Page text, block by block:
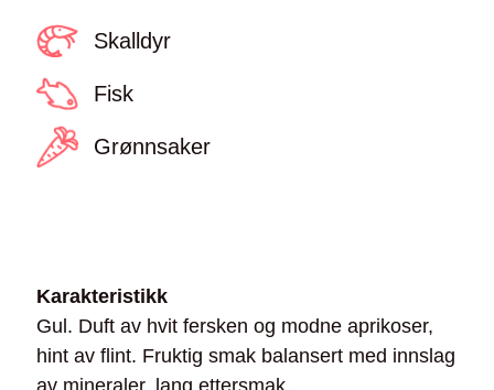
Skalldyr
Fisk
Grønnsaker
Karakteristikk
Gul. Duft av hvit fersken og modne aprikoser,
hint av flint. Fruktig smak balansert med innslag
av mineraler, lang ettersmak.